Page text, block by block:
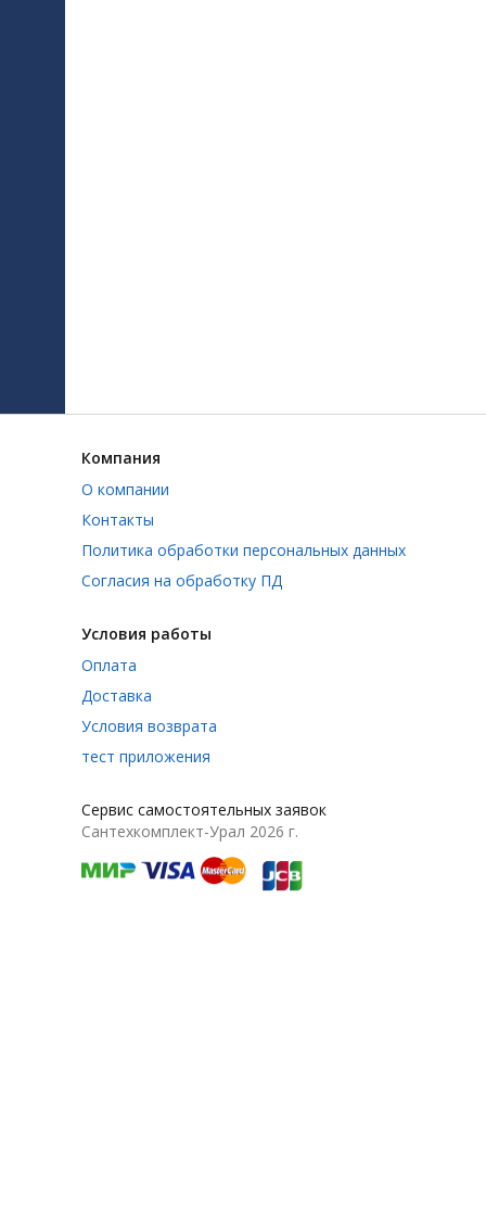
Компания
О компании
Контакты
Политика обработки персональных данных
Согласия на обработку ПД
Условия работы
Оплата
Доставка
Условия возврата
тест приложения
Сервис самостоятельных заявок
Сантехкомплект-Урал 2026 г.